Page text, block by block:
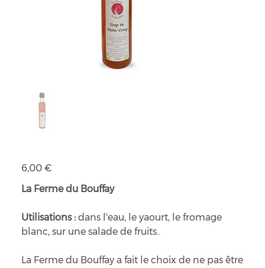
Prix
6,00 €
La Ferme du Bouffay
Utilisations : dans l'eau, le yaourt, le fromage
blanc, sur une salade de fruits..
La Ferme du Bouffay a fait le choix de ne pas être